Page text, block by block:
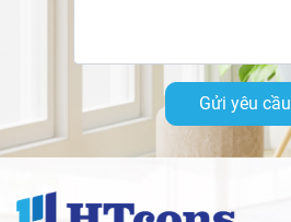
Gửi yêu cầu